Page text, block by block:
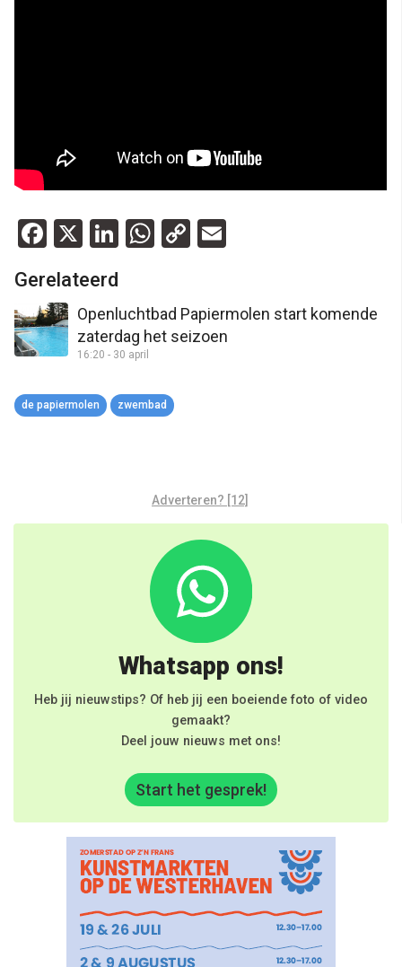
Facebook
X LinkedIn
WhatsApp
Copy
Gerelateerd
Openluchtbad Papiermolen start komende
zaterdag het seizoen
16:20 - 30 april
de papiermolen zwembad
Adverteren? [12]
Whatsapp ons!
Heb jij nieuwstips? Of heb jij een boeiende foto of video
gemaakt?
Deel jouw nieuws met ons!
Start het gesprek!